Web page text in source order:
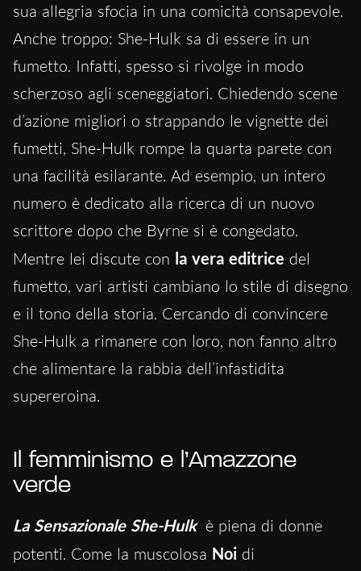
sua allegria sfocia in una comicità consapevole.
Anche troppo: She-Hulk sa di essere in un
fumetto. Infatti, spesso si rivolge in modo
scherzoso agli sceneggiatori. Chiedendo scene
d’azione migliori o strappando le vignette dei
fumetti, She-Hulk rompe la quarta parete con
una facilità esilarante. Ad esempio, un intero
numero è dedicato alla ricerca di un nuovo
scrittore dopo che Byrne si è congedato.
Mentre lei discute con la vera editrice del
fumetto, vari artisti cambiano lo stile di disegno
e il tono della storia. Cercando di convincere
She-Hulk a rimanere con loro, non fanno altro
che alimentare la rabbia dell’infastidita
supereroina.
Il femminismo e l’Amazzone
verde
La Sensazionale She-Hulk è piena di donne
potenti. Come la muscolosa Noi di